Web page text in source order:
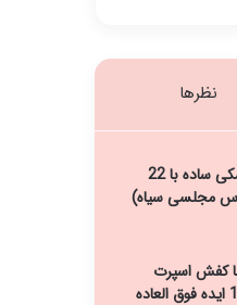
نظرها
تزیین لباس مشکی ساده با 22
مجلسی سیاه)
کفش اسپرت